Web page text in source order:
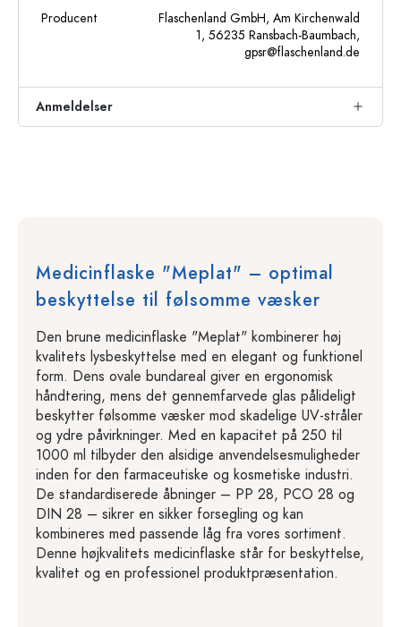
Producent
Flaschenland GmbH, Am Kirchenwald
1, 56235 Ransbach-Baumbach,
gpsr@flaschenland.de
Anmeldelser
Medicinflaske "Meplat" – optimal
beskyttelse til følsomme væsker
Den brune medicinflaske "Meplat" kombinerer høj
kvalitets lysbeskyttelse med en elegant og funktionel
form. Dens ovale bundareal giver en ergonomisk
håndtering, mens det gennemfarvede glas pålideligt
beskytter følsomme væsker mod skadelige UV-stråler
og ydre påvirkninger. Med en kapacitet på 250 til
1000 ml tilbyder den alsidige anvendelsesmuligheder
inden for den farmaceutiske og kosmetiske industri.
De standardiserede åbninger – PP 28, PCO 28 og
DIN 28 – sikrer en sikker forsegling og kan
kombineres med passende låg fra vores sortiment.
Denne højkvalitets medicinflaske står for beskyttelse,
kvalitet og en professionel produktpræsentation.